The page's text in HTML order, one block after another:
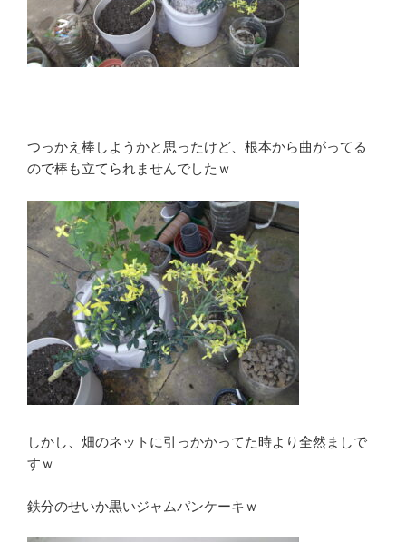
つっかえ棒しようかと思ったけど、根本から曲がってる
ので棒も立てられませんでしたｗ
しかし、畑のネットに引っかかってた時より全然ましで
すｗ
鉄分のせいか黒いジャムパンケーキｗ